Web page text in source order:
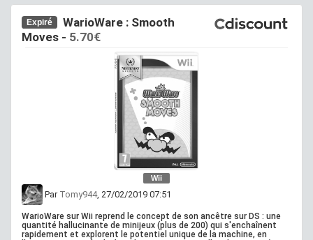
Expiré
WarioWare : Smooth
Moves - 5.70€
Wii
Par Tomy944, 27/02/2019 07:51
WarioWare sur Wii reprend le concept de son ancêtre sur DS : une
quantité hallucinante de minijeux (plus de 200) qui s'enchaînent
rapidement et explorent le potentiel unique de la machine, en